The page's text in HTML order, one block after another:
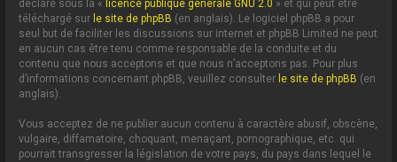
déclaré sous la « licence publique générale GNU 2.0 » et qui peut être
téléchargé sur le site de phpBB (en anglais). Le logiciel phpBB a pour
seul but de faciliter les discussions sur internet et phpBB Limited ne peut
en aucun cas être tenu comme responsable de la conduite et du
contenu que nous acceptons et que nous n’acceptons pas. Pour plus
d’informations concernant phpBB, veuillez consulter le site de phpBB (en
anglais).
Vous acceptez de ne publier aucun contenu à caractère abusif, obscène,
vulgaire, diffamatoire, choquant, menaçant, pornographique, etc. qui
pourrait transgresser la législation de votre pays, du pays dans lequel le